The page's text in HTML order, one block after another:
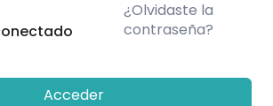
¿Olvidaste la
contraseña?
Acceder